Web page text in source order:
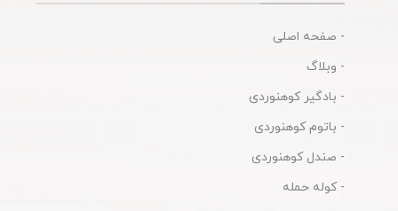
- صفحه اصلی
- وبلاگ
- بادگیر کوهنوردی
- باتوم کوهنوردی
- صندل کوهنوردی
- کوله حمله